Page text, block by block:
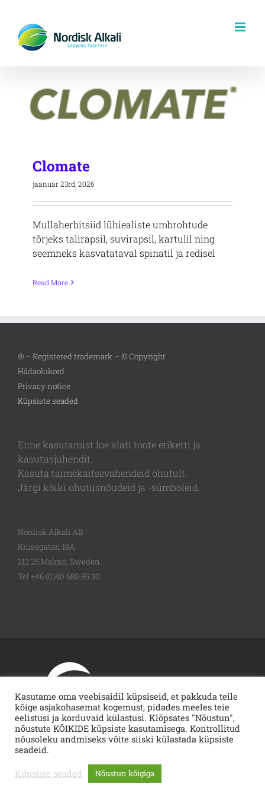
content
Clomate
jaanuar 23rd, 2026
Mullaherbitsiid lühiealiste umbrohtude
tõrjeks talirapsil, suvirapsil, kartulil ning
seemneks kasvatataval spinatil ja redisel
Read More
® – Registered trademark – © Copyright
Hädaolukord
Privacy notice
Küpsiste seaded
Enne kasutamist loe alati toote etiketti ja
kasutusjuhendit.
Kasuta taimekaitsevahendeid ohutult.
Järgi kõiki ohutusnõudeid ja -sümboleid.
Nordisk Alkali AB
Krusegatan 19A
212 25 Malmö, Sweden
Tel +46 (0)40 680 85 30
© Copyright2026 | NORDISK ALKALI | ALL RIGHTS RESERVED
Email
Kasutame oma veebisaidil küpsiseid, et pakkuda teile
kõige asjakohasemat kogemust, pidades meeles teie
eelistusi ja korduvaid külastusi. Klõpsates "Nõustun",
nõustute KÕIKIDE küpsiste kasutamisega. Kontrollitud
nõusoleku andmiseks võite siiski külastada küpsiste
seadeid.
Küpsiste seaded Nõustun kõigiga